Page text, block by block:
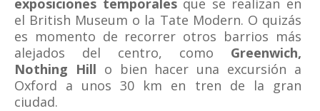
exposiciones temporales que se realizan en
el British Museum o la Tate Modern. O quizás
es momento de recorrer otros barrios más
alejados del centro, como Greenwich,
Nothing Hill o bien hacer una excursión a
Oxford a unos 30 km en tren de la gran
ciudad.